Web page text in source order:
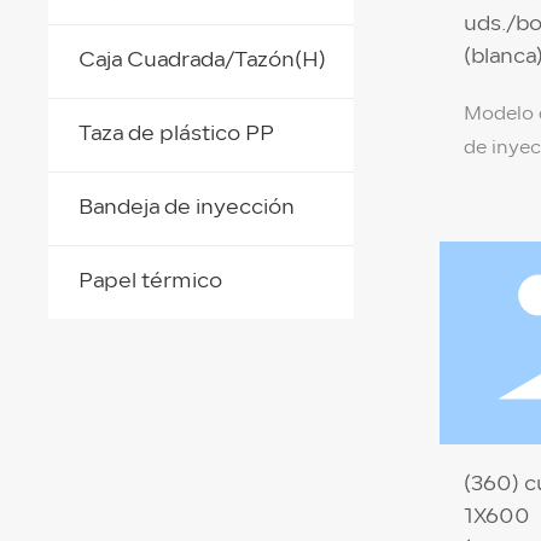
Caja Cuadrada/Tazón(H)
Taza de plástico PP
Bandeja de inyección
Papel térmico
uds./
(blanca)
Modelo
de
ambiente) Color de la
unidades
(360)
1X600